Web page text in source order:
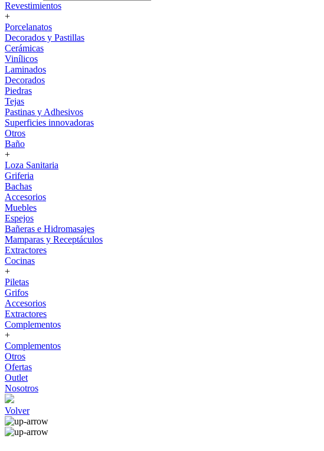
Revestimientos
+
Porcelanatos
Decorados y Pastillas
Cerámicas
Vinílicos
Laminados
Decorados
Piedras
Tejas
Pastinas y Adhesivos
Superficies innovadoras
Otros
Baño
+
Loza Sanitaria
Griferia
Bachas
Accesorios
Muebles
Espejos
Bañeras e Hidromasajes
Mamparas y Receptáculos
Extractores
Cocinas
+
Piletas
Grifos
Accesorios
Extractores
Complementos
+
Complementos
Otros
Ofertas
Outlet
Nosotros
Volver